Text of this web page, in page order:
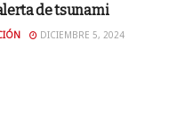
de tsunami
DICIEMBRE 5, 2024